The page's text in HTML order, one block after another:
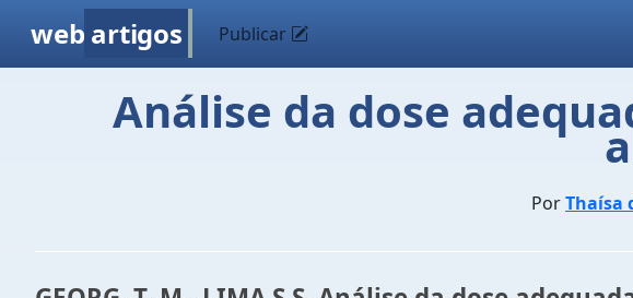
web artigos Publicar
Análise da dose
PorThaísa